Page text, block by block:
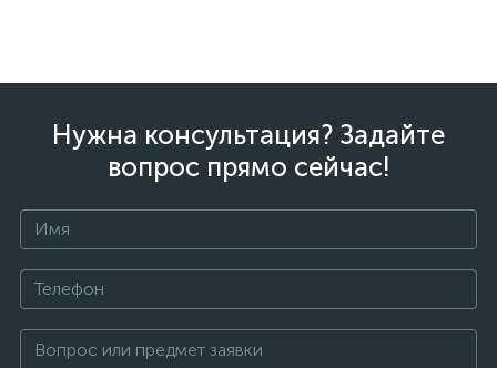
Нужна консультация? Задайте
вопрос прямо сейчас!